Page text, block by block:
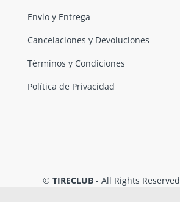
Envio y Entrega
Cancelaciones y Devoluciones
Términos y Condiciones
Política de Privacidad
© TIRECLUB - All Rights Reserved